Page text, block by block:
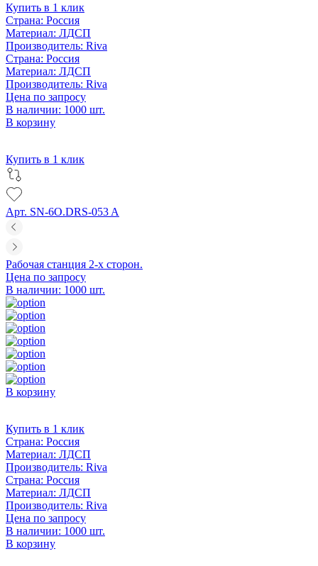
Купить в 1 клик
Страна: Россия
Материал: ЛДСП
Производитель: Riva
Страна: Россия
Материал: ЛДСП
Производитель: Riva
Цена по запросу
В наличии: 1000 шт.
В корзину
Купить в 1 клик
Арт. SN-6O.DRS-053 A
Рабочая станция 2-х сторон.
Цена по запросу
В наличии: 1000 шт.
В корзину
Купить в 1 клик
Страна: Россия
Материал: ЛДСП
Производитель: Riva
Страна: Россия
Материал: ЛДСП
Производитель: Riva
Цена по запросу
В наличии: 1000 шт.
В корзину